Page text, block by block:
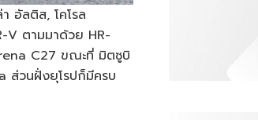
อัลติส, โคโรล
V ตามมาด้วย HR-
C27 ขณะที่ มิตซูบิ
ส่วนฝั่งยุโรปก็มีครบ